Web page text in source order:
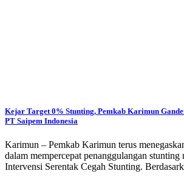
Kejar Target 0% Stunting, Pemkab Karimun
PT Saipem Indonesia
Karimun – Pemkab Karimun terus
dalam mempercepat penanggulangan stunting
Intervensi Serentak Cegah Stunting.